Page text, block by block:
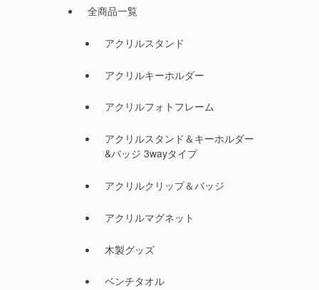
全商品一覧
アクリルスタンド
アクリルキーホルダー
アクリルフォトフレーム
アクリルスタンド＆キーホルダー
&バッジ 3wayタイプ
アクリルクリップ＆バッジ
アクリルマグネット
木製グッズ
ベンチタオル